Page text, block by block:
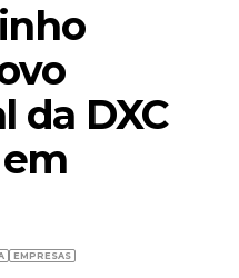
da DXC
EMPRESAS